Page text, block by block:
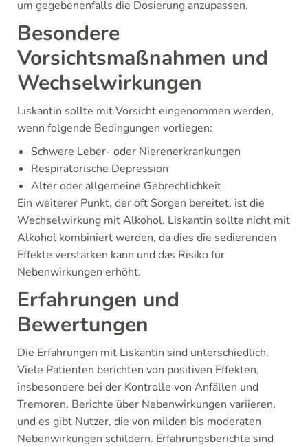
um gegebenenfalls die Dosierung anzupassen.
Besondere
Vorsichtsmaßnahmen und
Wechselwirkungen
Liskantin sollte mit Vorsicht eingenommen werden,
wenn folgende Bedingungen vorliegen:
Schwere Leber- oder Nierenerkrankungen
Respiratorische Depression
Alter oder allgemeine Gebrechlichkeit
Ein weiterer Punkt, der oft Sorgen bereitet, ist die
Wechselwirkung mit Alkohol. Liskantin sollte nicht mit
Alkohol kombiniert werden, da dies die sedierenden
Effekte verstärken kann und das Risiko für
Nebenwirkungen erhöht.
Erfahrungen und
Bewertungen
Die Erfahrungen mit Liskantin sind unterschiedlich.
Viele Patienten berichten von positiven Effekten,
insbesondere bei der Kontrolle von Anfällen und
Tremoren. Berichte über Nebenwirkungen variieren,
und es gibt Nutzer, die von milden bis moderaten
Nebenwirkungen schildern. Erfahrungsberichte sind